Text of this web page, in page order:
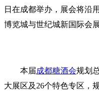
日在成都举办，展会将沿
博览城与世纪城新国际会
本届成都糖酒会规划
大展区及26个特色专区，